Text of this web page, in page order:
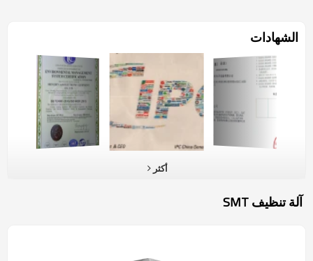
Machine ، آلة التنظيف PCB In-Line ، نظام معالجة مياه الصرف وجهاز
PCB Depaneling. من قبل الشركات الشهيرة مثل Foxconn ، Flextronics
، Jabil Sanmina ، Bosch ، LERAR ، UAES ، Valeo ، Panasonic ، Canon ،
Huawei ، BYD etc.Not السوق المحلية فقط ، ونحن أيضا تصديرها إلى
سنغافورة وماليزيا والفلبين وتايلاند والولايات المتحدة وأوروبا و بلدان
الشهادات
أكثر
آلة تنظيف SMT